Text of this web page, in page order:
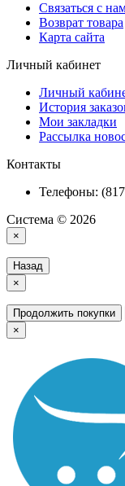
Связаться с
Возврат товара
Карта сайта
Личный кабинет
Личный
История
Мои закладки
Рассылка
Контакты
Телефоны:
Система © 2026
×
Назад
×
Продолжить покупки
×